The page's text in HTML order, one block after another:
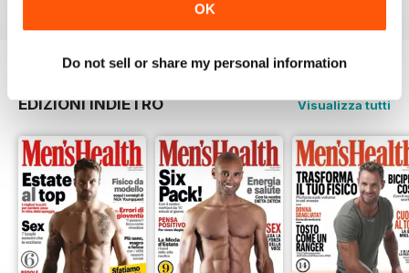
OK
Do not sell or share my personal information
EDIZIONI INDIETRO Visualizza tutti